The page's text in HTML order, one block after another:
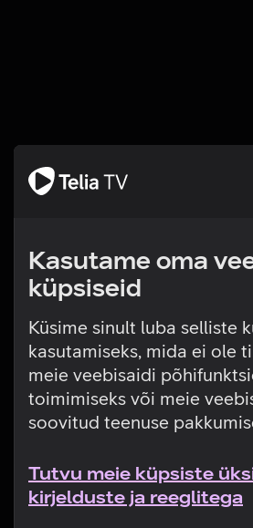
Kasutame oma
küpsiseid
Küsime sinult luba selliste
kasutamiseks, mida ei ole
meie veebisaidi
toimimiseks või meie
soovitud teenuse
Tutvu meie küpsiste
kirjelduste ja reeglitega
Tehniline